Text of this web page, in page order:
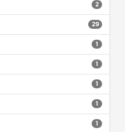
2
29
1
1
1
1
1